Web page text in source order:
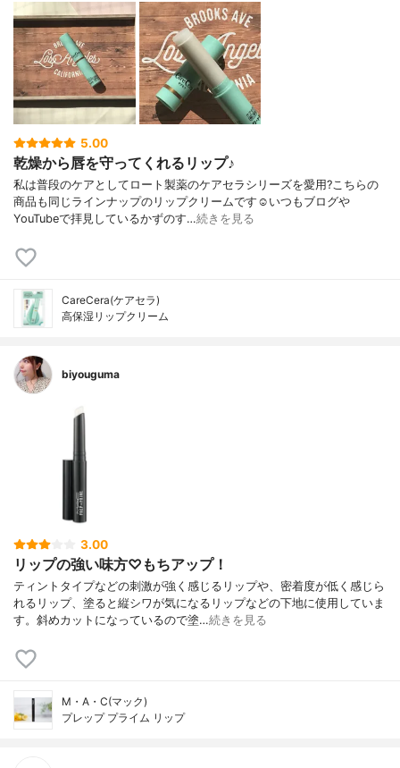
5.00
乾燥から唇を守ってくれるリップ♪
私は普段のケアとしてロート製薬のケアセラシリーズを愛用?こちらの
商品も同じラインナップのリップクリームです☺️いつもブログや
YouTubeで拝見しているかずのす…続きを見る
CareCera(ケアセラ)
高保湿リップクリーム
biyouguma
3.00
リップの強い味方♡もちアップ！
ティントタイプなどの刺激が強く感じるリップや、密着度が低く感じら
れるリップ、塗ると縦シワが気になるリップなどの下地に使用していま
す。斜めカットになっているので塗…続きを見る
M・A・C(マック)
プレップ プライム リップ